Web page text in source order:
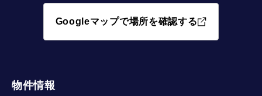
Googleマップで場所を確認する
物件情報